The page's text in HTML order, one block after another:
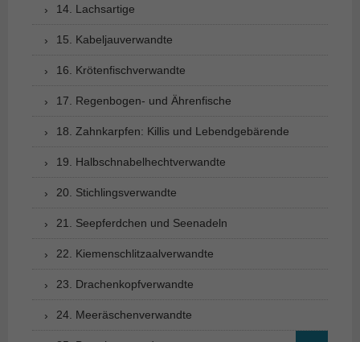
14. Lachsartige
15. Kabeljauverwandte
16. Krötenfischverwandte
17. Regenbogen- und Ährenfische
18. Zahnkarpfen: Killis und Lebendgebärende
19. Halbschnabelhechtverwandte
20. Stichlingsverwandte
21. Seepferdchen und Seenadeln
22. Kiemenschlitzaalverwandte
23. Drachenkopfverwandte
24. Meeräschenverwandte